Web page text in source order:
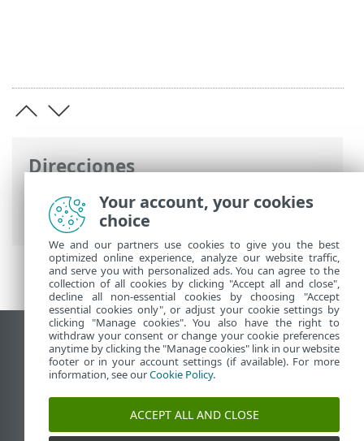
Direcciones
Ayuda en línea de ESET> ESET Glossary>
Tecnologías ESET > LiveSense
Ver sitio para ordenador
End of Life
Base de conocimiento de ESET
Foro de ESET
ESET Status Portal
Your account, your cookies
choice
We and our partners use cookies to give you the best
optimized online experience, analyze our website traffic,
and serve you with personalized ads. You can agree to the
collection of all cookies by clicking "Accept all and close",
decline all non-essential cookies by choosing "Accept
essential cookies only", or adjust your cookie settings by
clicking "Manage cookies". You also have the right to
withdraw your consent or change your cookie preferences
anytime by clicking the "Manage cookies" link in our website
footer or in your account settings (if available). For more
information, see ourCookie Policy.
ACCEPT ALL AND CLOSE